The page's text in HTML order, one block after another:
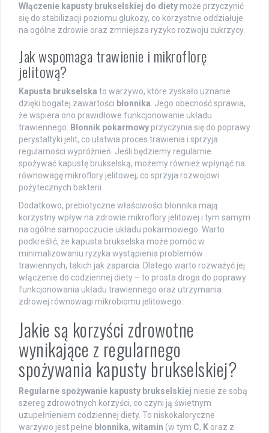
Włączenie kapusty brukselskiej do diety może przyczynić
się do stabilizacji poziomu glukozy, co korzystnie oddziałuje
na ogólne zdrowie oraz zmniejsza ryzyko rozwoju cukrzycy.
Jak wspomaga trawienie i mikroflorę
jelitową?
Kapusta brukselska to warzywo, które zyskało uznanie
dzięki bogatej zawartości błonnika . Jego obecność sprawia,
że wspiera ono prawidłowe funkcjonowanie układu
trawiennego. Błonnik pokarmowy przyczynia się do poprawy
perystaltyki jelit, co ułatwia proces trawienia i sprzyja
regularności wypróżnień. Jeśli będziemy regularnie
spożywać kapustę brukselską, możemy również wpłynąć na
równowagę mikroflory jelitowej, co sprzyja rozwojowi
pożytecznych bakterii.
Dodatkowo, prebiotyczne właściwości błonnika mają
korzystny wpływ na zdrowie mikroflory jelitowej i tym samym
na ogólne samopoczucie układu pokarmowego. Warto
podkreślić, że kapusta brukselska może pomóc w
minimalizowaniu ryzyka wystąpienia problemów
trawiennych, takich jak zaparcia. Dlatego warto rozważyć jej
włączenie do codziennej diety – to prosta droga do poprawy
funkcjonowania układu trawiennego oraz utrzymania
zdrowej równowagi mikrobiomu jelitowego.
Jakie są korzyści zdrowotne
wynikające z regularnego
spożywania kapusty brukselskiej?
Regularne spożywanie kapusty brukselskiej niesie ze sobą
szereg zdrowotnych korzyści, co czyni ją świetnym
uzupełnieniem codziennej diety. To niskokaloryczne
warzywo jest pełne błonnika, witamin (w tym C, K oraz z